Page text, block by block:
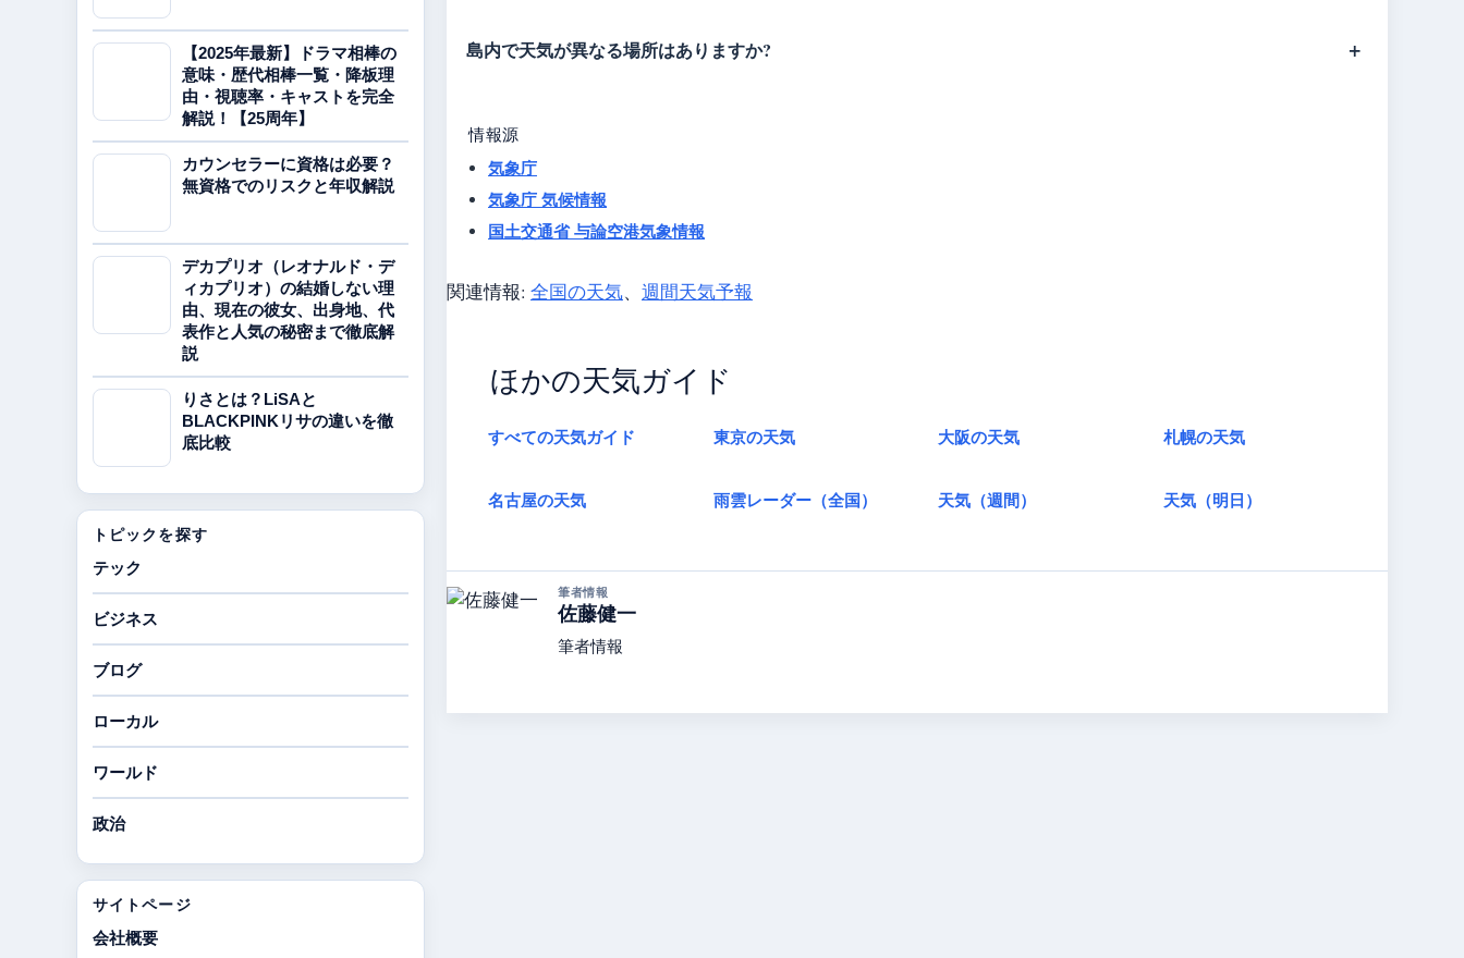
島内で天気が異なる場所はありますか?
情報源
気象庁
気象庁 気候情報
国土交通省 与論空港気象情報
関連情報: 全国の天気、 週間天気予報
ほかの天気ガイド
すべての天気ガイド 東京の天気 大阪の天気 札幌の天気
名古屋の天気 雨雲レーダー（全国） 天気（週間） 天気（明日）
筆者情報
佐藤健一
筆者情報
【2025年最新】ドラマ相棒の
意味・歴代相棒一覧・降板理
由・視聴率・キャストを完全
解説！【25周年】
カウンセラーに資格は必要？
無資格でのリスクと年収解説
デカプリオ（レオナルド・デ
ィカプリオ）の結婚しない理
由、現在の彼女、出身地、代
表作と人気の秘密まで徹底解
説
りさとは？LiSAと
BLACKPINKリサの違いを徹
底比較
トピックを探す
テック
ビジネス
ブログ
ローカル
ワールド
政治
サイトページ
会社概要